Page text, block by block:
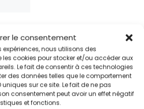
le consentement
expériences, nous utilisons des
les cookies pour stocker et/ou accéder aux
Le fait de consentir à ces technologies
des données telles que le comportement
sur ce site. Le fait de ne pas
consentement peut avoir un effet négatif
et fonctions.
| SECTEUR 6-12 ANS | AVRIL 2025